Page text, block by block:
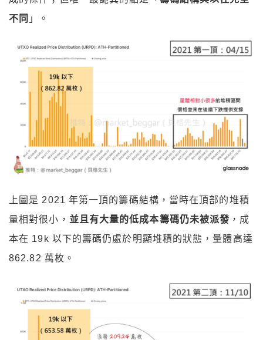
不同 」。
上圖是 2021 年第一頂的籌碼結構，當時在頂部的堆積
量相對很小， 並且有大量的低成本籌碼仍未被派發 ，成
本在 19k 以下的籌碼仍處於明顯堆積的狀態，量體高達
862.82 萬枚。